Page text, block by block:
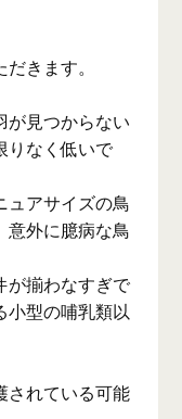
きます。
が見つからない
りなく低いで
ュアサイズの鳥
意外に臆病な鳥
が揃わなすぎで
小型の哺乳類以
されている可能